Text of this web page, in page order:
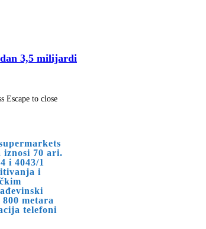
3,5 milijardi
Escape to close
iznosi 70 ari.
i 4043/1
i
metara
telefoni